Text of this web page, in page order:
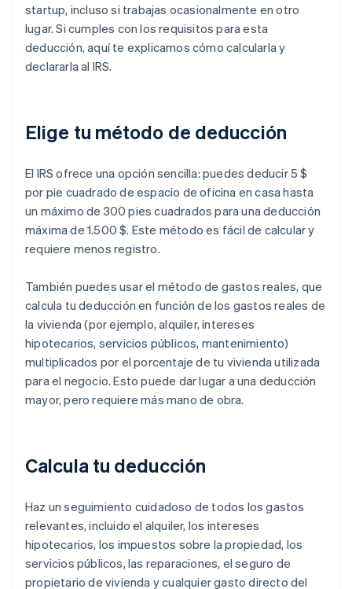
startup, incluso si trabajas ocasionalmente en otro
lugar. Si cumples con los requisitos para esta
deducción, aquí te explicamos cómo calcularla y
declararla al IRS.
Elige tu método de deducción
El IRS ofrece una opción sencilla: puedes deducir 5 $
por pie cuadrado de espacio de oficina en casa hasta
un máximo de 300 pies cuadrados para una deducción
máxima de 1.500 $. Este método es fácil de calcular y
requiere menos registro.
También puedes usar el método de gastos reales, que
calcula tu deducción en función de los gastos reales de
la vivienda (por ejemplo, alquiler, intereses
hipotecarios, servicios públicos, mantenimiento)
multiplicados por el porcentaje de tu vivienda utilizada
para el negocio. Esto puede dar lugar a una deducción
mayor, pero requiere más mano de obra.
Calcula tu deducción
Haz un seguimiento cuidadoso de todos los gastos
relevantes, incluido el alquiler, los intereses
hipotecarios, los impuestos sobre la propiedad, los
servicios públicos, las reparaciones, el seguro de
propietario de vivienda y cualquier gasto directo del